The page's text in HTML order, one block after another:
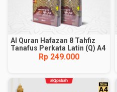
Al Quran Hafazan 8 Tahfiz
Tanafus Perkata Latin (Q) A4
Rp 249.000